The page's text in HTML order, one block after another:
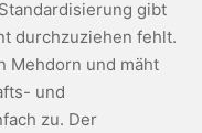
gibt
durchzuziehen fehlt.
Mehdorn und mäht
und
zu. Der